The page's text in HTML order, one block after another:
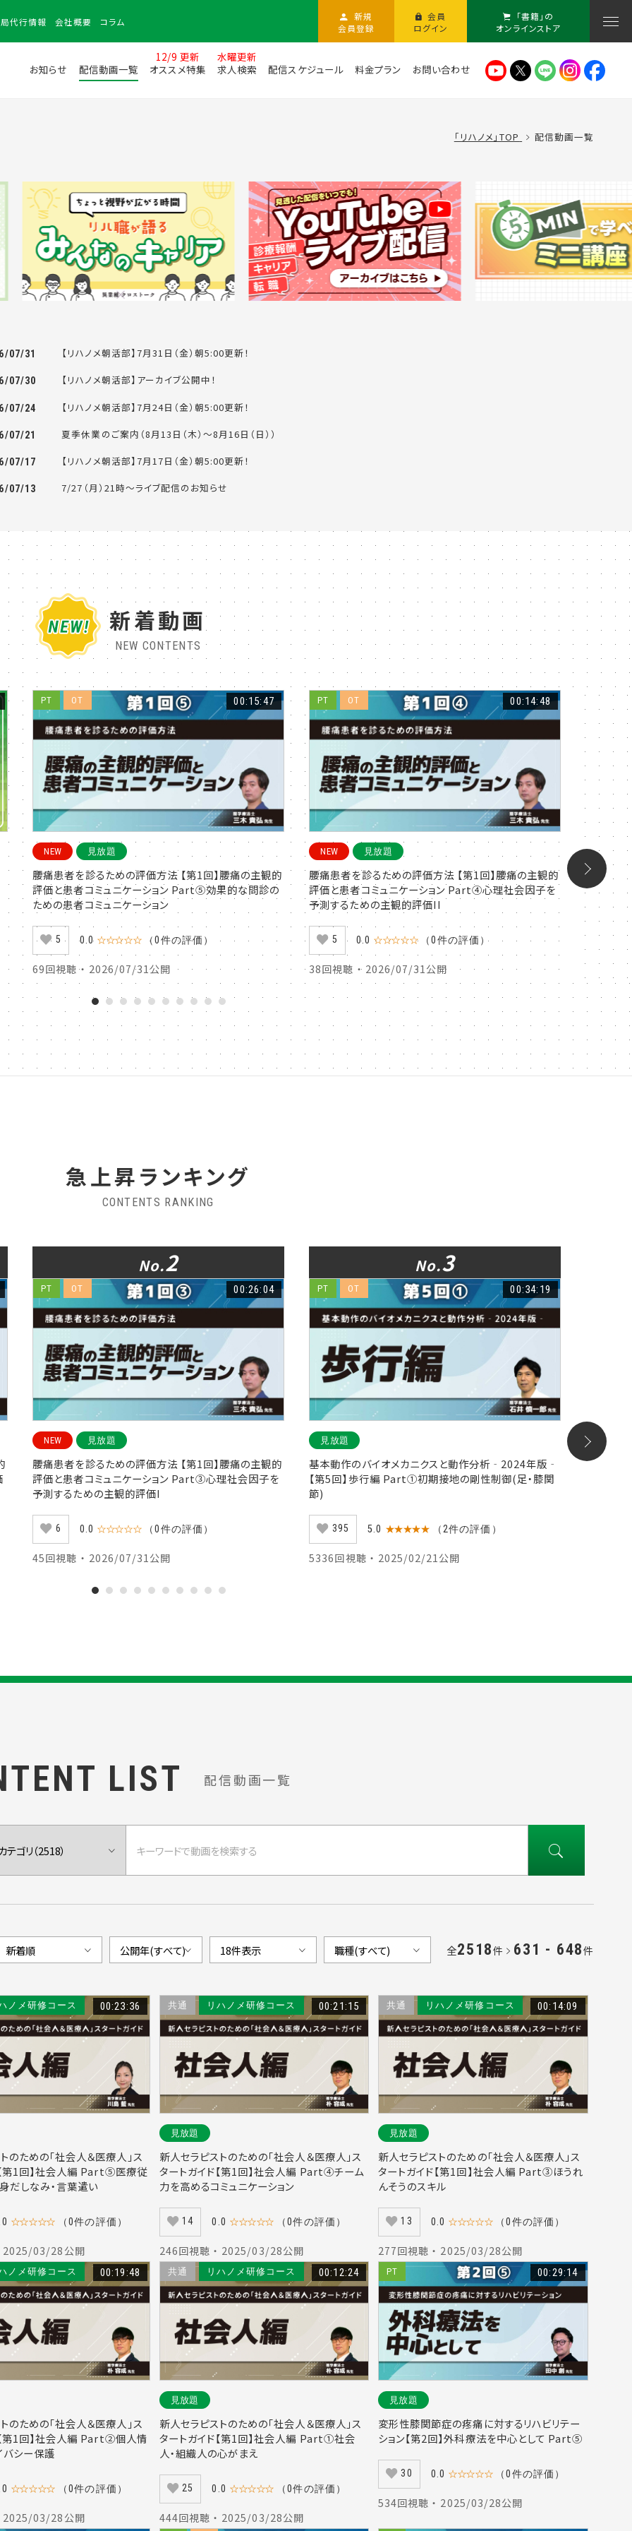
代行情報 会社概要 コラム
新規
会員登録
会員
ログイン
「書籍」の
オンラインストア
お知らせ 配信動画一覧
12/9 更新
オススメ特集
水曜更新
求人検索
配信スケジュール 料金プラン お問い合わせ
「リハノメ」TOP 配信動画一覧
07/31 【リハノメ朝活部】7月31日（金）朝5:00更新！
07/30 【リハノメ朝活部】アーカイブ公開中！
07/24 【リハノメ朝活部】7月24日（金）朝5:00更新！
07/21 夏季休業のご案内（8月13日（木）～8月16日（日））
07/17 【リハノメ朝活部】7月17日（金）朝5:00更新！
07/13 7/27（月）21時～ライブ配信のお知らせ
新着動画
NEW CONTENTS
PT OT 00:15:47
NEW 見放題
腰痛患者を診るための評価方法 【第1回】腰痛の主観的
評価と患者コミュニケーション Part⑤効果的な問診の
ための患者コミュニケーション
5 0.0 ☆☆☆☆☆ （0件の評価）
69回視聴 ・ 2026/07/31公開
PT OT 00:14:48
NEW 見放題
腰痛患者を診るための評価方法 【第1回】腰痛の主観的
評価と患者コミュニケーション Part④心理社会因子を
予測するための主観的評価II
5 0.0 ☆☆☆☆☆ （0件の評価）
38回視聴 ・ 2026/07/31公開
NEW
腰痛患者
評価と患
予測す
急上昇ランキング
CONTENTS RANKING
No.2
PT OT 00:26:04
NEW 見放題
腰痛患者を診るための評価方法 【第1回】腰痛の主観的
評価と患者コミュニケーション Part③心理社会因子を
予測するための主観的評価I
6 0.0 ☆☆☆☆☆ （0件の評価）
45回視聴 ・ 2026/07/31公開
No.3
PT OT 00:34:19
見放題
基本動作のバイオメカニクスと動作分析‐2024年版‐
【第5回】歩行編 Part①初期接地の剛性制御(足・膝関
節)
395 5.0 ★★★★★ （2件の評価）
5336回視聴 ・ 2025/02/21公開
NEW
神経心理
LIST 配信動画一覧
全2518件 631 - 648件
ノメ研修コース 00:23:36
のための「社会人＆医療人」ス
第1回】社会人編 Part⑤医療従
だしなみ・言葉遣い
☆☆☆☆☆ （0件の評価）
2025/03/28公開
共通 リハノメ研修コース 00:21:15
見放題
新人セラピストのための「社会人＆医療人」ス
タートガイド【第1回】社会人編 Part④チーム
力を高めるコミュニケーション
14 0.0 ☆☆☆☆☆ （0件の評価）
246回視聴 ・ 2025/03/28公開
共通 リハノメ研修コース 00:14:09
見放題
新人セラピストのための「社会人＆医療人」ス
タートガイド【第1回】社会人編 Part③ほうれ
んそうのスキル
13 0.0 ☆☆☆☆☆ （0件の評価）
277回視聴 ・ 2025/03/28公開
ノメ研修コース 00:19:48
のための「社会人＆医療人」ス
第1回】社会人編 Part②個人情
バシー保護
☆☆☆☆☆ （0件の評価）
2025/03/28公開
共通 リハノメ研修コース 00:12:24
見放題
新人セラピストのための「社会人＆医療人」ス
タートガイド【第1回】社会人編 Part①社会
人・組織人の心がまえ
25 0.0 ☆☆☆☆☆ （0件の評価）
444回視聴 ・ 2025/03/28公開
PT 00:29:14
見放題
変形性膝関節症の疼痛に対するリハビリテー
ション【第2回】外科療法を中心として Part⑤
30 0.0 ☆☆☆☆☆ （0件の評価）
534回視聴 ・ 2025/03/28公開